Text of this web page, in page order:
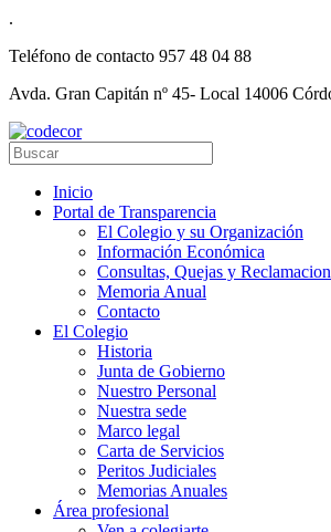
.
Teléfono de contacto 957 48 04 88
Avda. Gran Capitán nº 45- Local 14006
Inicio
Portal de Transparencia
El Colegio y su Organización
Información Económica
Consultas, Quejas y
Memoria Anual
Contacto
El Colegio
Historia
Junta de Gobierno
Nuestro Personal
Nuestra sede
Marco legal
Carta de Servicios
Peritos Judiciales
Memorias Anuales
Área profesional